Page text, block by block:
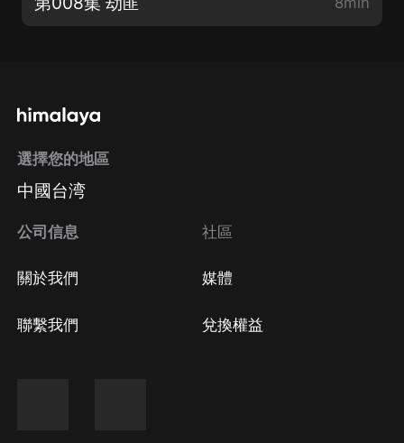
選擇您的地區
中國台湾
公司信息
關於我們
聯繫我們
社區
媒體
兌換權益